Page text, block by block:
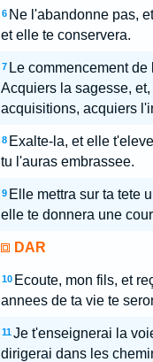
6 Ne l'abandonne pas,
et elle te conservera.
7 Le commencement de
Acquiers la sagesse,
acquisitions, acquiers
8 Exalte-la, et elle
tu l'auras embrassee.
9 Elle mettra sur ta tete
elle te donnera une
DAR
10 Ecoute, mon fils, et
annees de ta vie te
11 Je t'enseignerai la
dirigerai dans les